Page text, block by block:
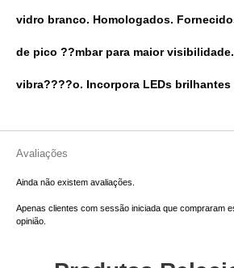
vidro branco. Homologados.
de pico ??mbar para maior visibilidade.
vibra????o. Incorpora LEDs
Avaliações
Ainda não existem avaliações.
Apenas clientes com sessão iniciada que compraram
opinião.